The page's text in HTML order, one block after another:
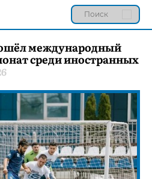
международный
среди иностранных